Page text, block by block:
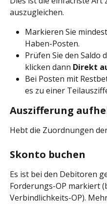
auszugleichen.
Markieren Sie
Haben-Posten.
Prüfen Sie den Saldo
klicken dann Direkt
Bei Posten mit
es zu einer
Auszifferung
Hebt die Zuordnungen
Skonto buchen
Es ist bei den Debitoren
Forderungs-OP markiert
Verbindlichkeits-OP).